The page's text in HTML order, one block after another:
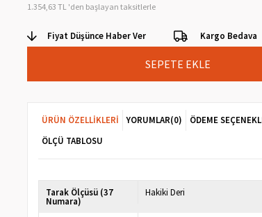
1.354,63 TL 'den başlayan taksitlerle
Fiyat Düşünce Haber Ver Kargo Bedava
ÜRÜN ÖZELLIKLERI YORUMLAR(0) ÖDEME
ÖLÇÜ TABLOSU
Tarak Ölçüsü (37
Numara)
Hakiki Deri